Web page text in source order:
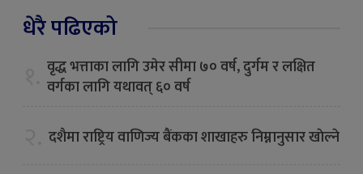
धेरै पढिएको
वृद्ध भत्ताका लागि उमेर सीमा ७० वर्ष, दुर्गम र लक्षित
वर्गका लागि यथावत् ६० वर्ष
दशैमा राष्ट्रिय वाणिज्य बैंकका शाखाहरु निम्नानुसार खाेल्ने